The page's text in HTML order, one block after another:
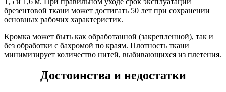
брезентовой ткани может достигать 50 лет при сохранении
основных рабочих характеристик.
Кромка может быть как обработанной (закрепленной), так и
без обработки с бахромой по краям. Плотность ткани
минимизирует количество нитей, выбивающихся из плетения.
Достоинства и недостатки